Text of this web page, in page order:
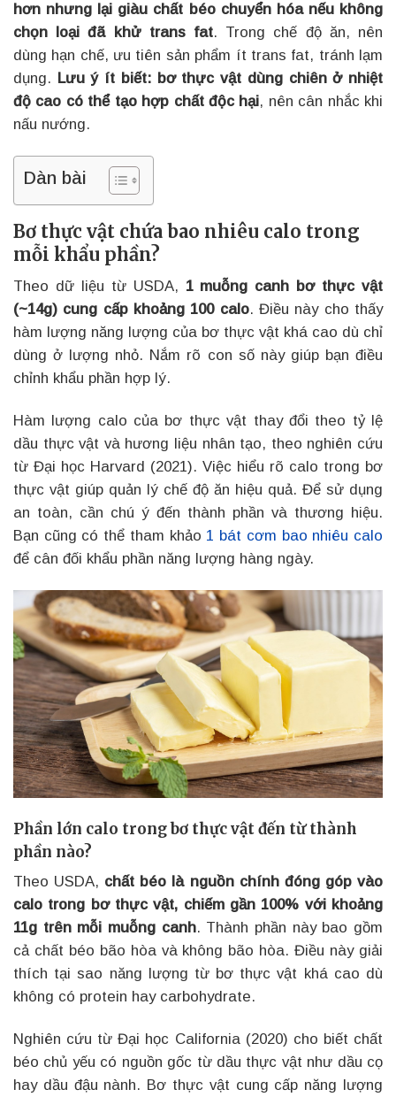
hơn nhưng lại giàu chất béo chuyển hóa nếu không
chọn loại đã khử trans fat. Trong chế độ ăn, nên
dùng hạn chế, ưu tiên sản phẩm ít trans fat, tránh lạm
dụng. Lưu ý ít biết: bơ thực vật dùng chiên ở nhiệt
độ cao có thể tạo hợp chất độc hại, nên cân nhắc khi
nấu nướng.
Dàn bài
Bơ thực vật chứa bao nhiêu calo trong
mỗi khẩu phần?
Theo dữ liệu từ USDA, 1 muỗng canh bơ thực vật
(~14g) cung cấp khoảng 100 calo. Điều này cho thấy
hàm lượng năng lượng của bơ thực vật khá cao dù chỉ
dùng ở lượng nhỏ. Nắm rõ con số này giúp bạn điều
chỉnh khẩu phần hợp lý.
Hàm lượng calo của bơ thực vật thay đổi theo tỷ lệ
dầu thực vật và hương liệu nhân tạo, theo nghiên cứu
từ Đại học Harvard (2021). Việc hiểu rõ calo trong bơ
thực vật giúp quản lý chế độ ăn hiệu quả. Để sử dụng
an toàn, cần chú ý đến thành phần và thương hiệu.
Bạn cũng có thể tham khảo 1 bát cơm bao nhiêu calo
để cân đối khẩu phần năng lượng hàng ngày.
Phần lớn calo trong bơ thực vật đến từ thành
phần nào?
Theo USDA, chất béo là nguồn chính đóng góp vào
calo trong bơ thực vật, chiếm gần 100% với khoảng
11g trên mỗi muỗng canh. Thành phần này bao gồm
cả chất béo bão hòa và không bão hòa. Điều này giải
thích tại sao năng lượng từ bơ thực vật khá cao dù
không có protein hay carbohydrate.
Nghiên cứu từ Đại học California (2020) cho biết chất
béo chủ yếu có nguồn gốc từ dầu thực vật như dầu cọ
hay dầu đậu nành. Bơ thực vật cung cấp năng lượng